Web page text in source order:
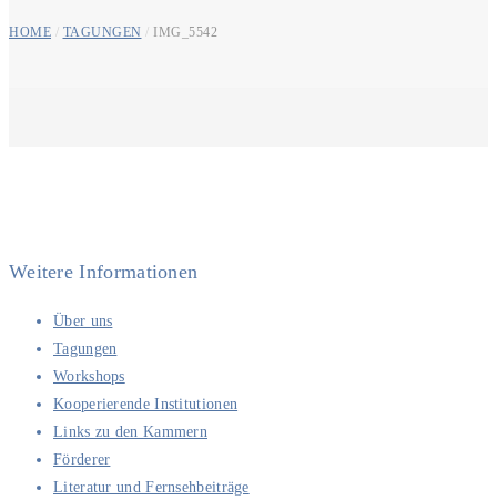
HOME / TAGUNGEN / IMG_5542
Weitere Informationen
Über uns
Tagungen
Workshops
Kooperierende Institutionen
Links zu den Kammern
Förderer
Literatur und Fernsehbeiträge